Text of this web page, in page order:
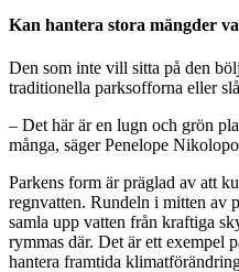
Kan hantera stora mängder
Den som inte vill sitta på den
traditionella parksofforna eller
– Det här är en lugn och grön
många, säger Penelope
Parkens form är präglad av att
regnvatten. Rundeln i mitten av
samla upp vatten från kraftiga
rymmas där. Det är ett exempel
hantera framtida